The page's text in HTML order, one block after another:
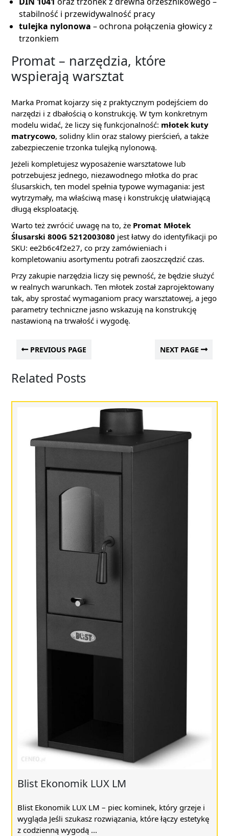
stabilność i przewidywalność pracy
tulejka nylonowa – ochrona połączenia głowicy z
trzonkiem
Promat – narzędzia, które
wspierają warsztat
Marka Promat kojarzy się z praktycznym podejściem do
narzędzi i z dbałością o konstrukcję. W tym konkretnym
modelu widać, że liczy się funkcjonalność: młotek kuty
matrycowo, solidny klin oraz stalowy pierścień, a także
zabezpieczenie trzonka tulejką nylonową.
Jeżeli kompletujesz wyposażenie warsztatowe lub
potrzebujesz jednego, niezawodnego młotka do prac
ślusarskich, ten model spełnia typowe wymagania: jest
wytrzymały, ma właściwą masę i konstrukcję ułatwiającą
długą eksploatację.
Warto też zwrócić uwagę na to, że Promat Młotek
Ślusarski 800G 5212003080 jest łatwy do identyfikacji po
SKU: ee2b6c4f2e27, co przy zamówieniach i
kompletowaniu asortymentu potrafi zaoszczędzić czas.
Przy zakupie narzędzia liczy się pewność, że będzie służyć
w realnych warunkach. Ten młotek został zaprojektowany
tak, aby sprostać wymaganiom pracy warsztatowej, a jego
parametry techniczne jasno wskazują na konstrukcję
nastawioną na trwałość i wygodę.
PREVIOUS PAGE NEXT PAGE
Related Posts
Blist Ekonomik LUX LM
Blist Ekonomik LUX LM – piec kominek, który grzeje i
wygląda Jeśli szukasz rozwiązania, które łączy estetykę
z codzienną wygodą ...